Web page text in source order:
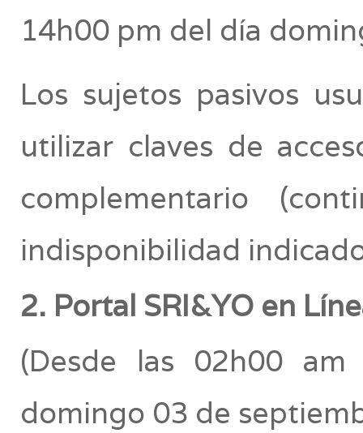
14h00 pm del día
Los sujetos pasivos
utilizar claves de
complementario
indisponibilidad
2. Portal SRI&YO en
(Desde las 02h00
domingo 03 de